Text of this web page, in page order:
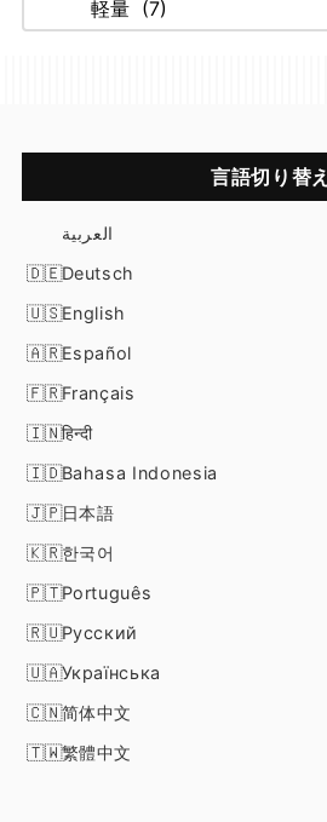
言語切り替え
العربية
Deutsch
English
Español
Français
हिन्दी
Bahasa Indonesia
日本語
한국어
Português
Русский
Українська
简体中文
繁體中文